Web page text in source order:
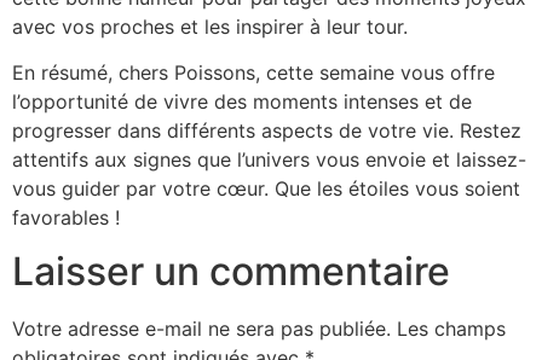
avec vos proches et les inspirer à leur tour.
En résumé, chers Poissons, cette semaine vous offre
l’opportunité de vivre des moments intenses et de
progresser dans différents aspects de votre vie. Restez
attentifs aux signes que l’univers vous envoie et laissez-
vous guider par votre cœur. Que les étoiles vous soient
favorables !
Laisser un commentaire
Votre adresse e-mail ne sera pas publiée. Les champs